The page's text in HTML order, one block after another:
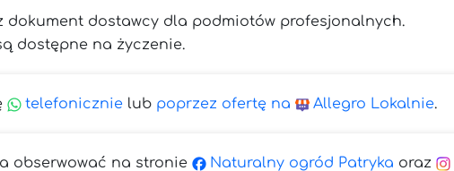
dokument dostawcy dla podmiotów profesjonalnych.
dostępne na życzenie.
telefonicznie lub poprzez ofertę na Allegro Lokalnie.
obserwować na stronie Naturalny ogród Patryka oraz